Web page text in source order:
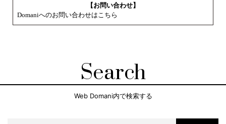
【お問い合わせ】
Domaniへのお問い合わせはこちら
Search
Web Domani内で検索する